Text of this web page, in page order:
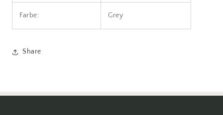
Farbe: Grey
Share